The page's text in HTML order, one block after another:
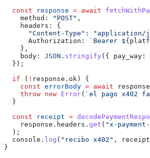
  const
response = await
    method:
"POST" ,
    headers:
{
      "Content-Type"
: "application/
      Authorization:
`Bearer ${
    },
    body:
JSON . stringify ({ pay_way:
  });
  if
( ! response . ok ) {
    const
errorBody = await response
    throw
new Error( `el pago x402
  }
  const
receipt =
    response
. headers . get ( "x-
  );
  console
. log ( "recibo x402" , receipt
}